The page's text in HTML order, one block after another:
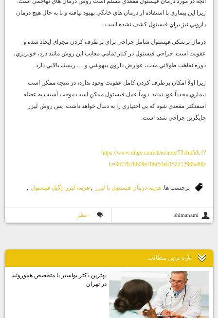
زيرا اين بيماري با استفاده از درمان هاي خانگي بهبود نيافته و تا به حال هيچ درمان
دارويي نيز براي فيستول كشف نشده است.
درمان پزشكي فيستول شامل جراحي براي برطرف كردن مجراي ايجاد شده و
عفونت است. جراحي فيستول در كنار تمامي معايب اين روش مانند درد، خونريزي،
دوره نقاهت طولاني مدت، عوارض داروي بيهوشي و…، ريسك بالايي دارد.
زيرا اولاً امكان برطرف كردن كامل عفونت وجود ندارد، در نتيجه ممكن است
بيماري مجدداً عود نمايد. دوماً عمل فيستول ممكن است موجب آسيب به عضله
اسفنكتر مقعدي شود كه بي اختياري را به دنبال خواهد داشت. پس روش ليزر
جايگزين جراحي شده است.
https://www.diigo.com/item/note/73i1m/idc1?
k=9672b78609e706f54a815221290be88e
برچسب ها: هزينه درمان فيستول با ليزر هزينه ليزر زگيل فيستول
shimanami ۰ نظر
تازه ترين مطالب
بهترين دكتر بواسير يا متخصص هموروئيد
در تهران